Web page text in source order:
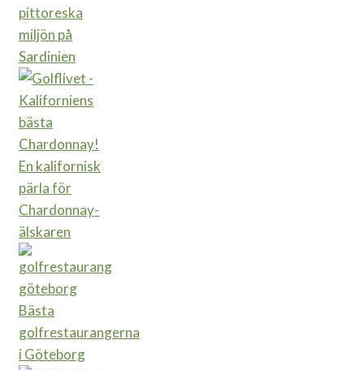
pittoreska
miljön på
Sardinien
En kalifornisk
pärla för
Chardonnay-
älskaren
Bästa
golfrestaurangerna
i Göteborg